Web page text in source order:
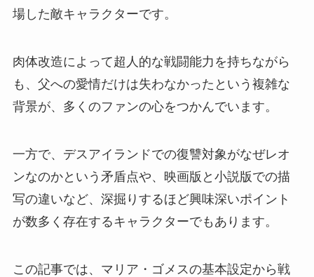
場した敵キャラクターです。
肉体改造によって超人的な戦闘能力を持ちながら
も、父への愛情だけは失わなかったという複雑な
背景が、多くのファンの心をつかんでいます。
一方で、デスアイランドでの復讐対象がなぜレオ
ンなのかという矛盾点や、映画版と小説版での描
写の違いなど、深掘りするほど興味深いポイント
が数多く存在するキャラクターでもあります。
この記事では、マリア・ゴメスの基本設定から戦